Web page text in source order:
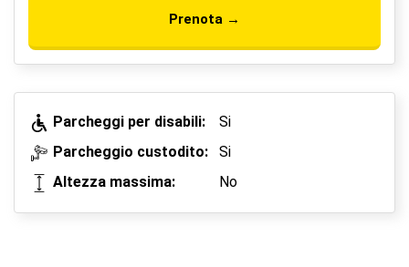
Prenota →
Parcheggi per disabili:
Si
Parcheggio custodito:
Si
Altezza massima:
No